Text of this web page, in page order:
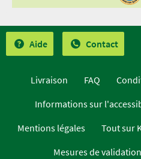
Aide Contact
Livraison FAQ
Informations sur
Mentions légales
Tout sur
Mesures de